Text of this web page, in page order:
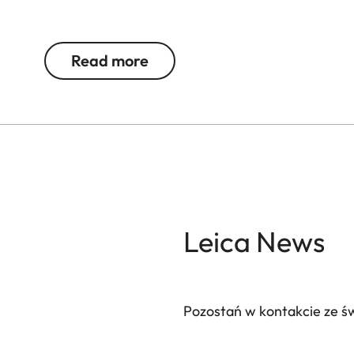
jubileuszowej stylistyce, a jej detale nawiązują
nawiązaniu do modelu Leica I świadomie
Read more
Leica News
Pozostań w kontakcie ze